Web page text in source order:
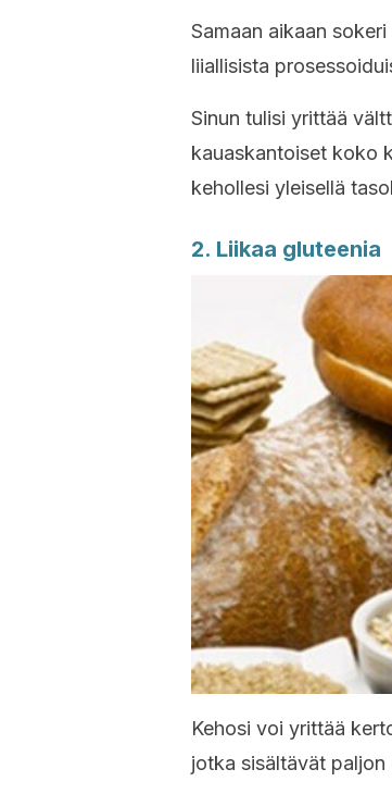
Samaan aikaan
liiallisista
Sinun tulisi yrittää
kauaskantoiset koko
kehollesi yleisellä
2. Liikaa gluteenia
Kehosi voi yrittää
jotka sisältävät paljon